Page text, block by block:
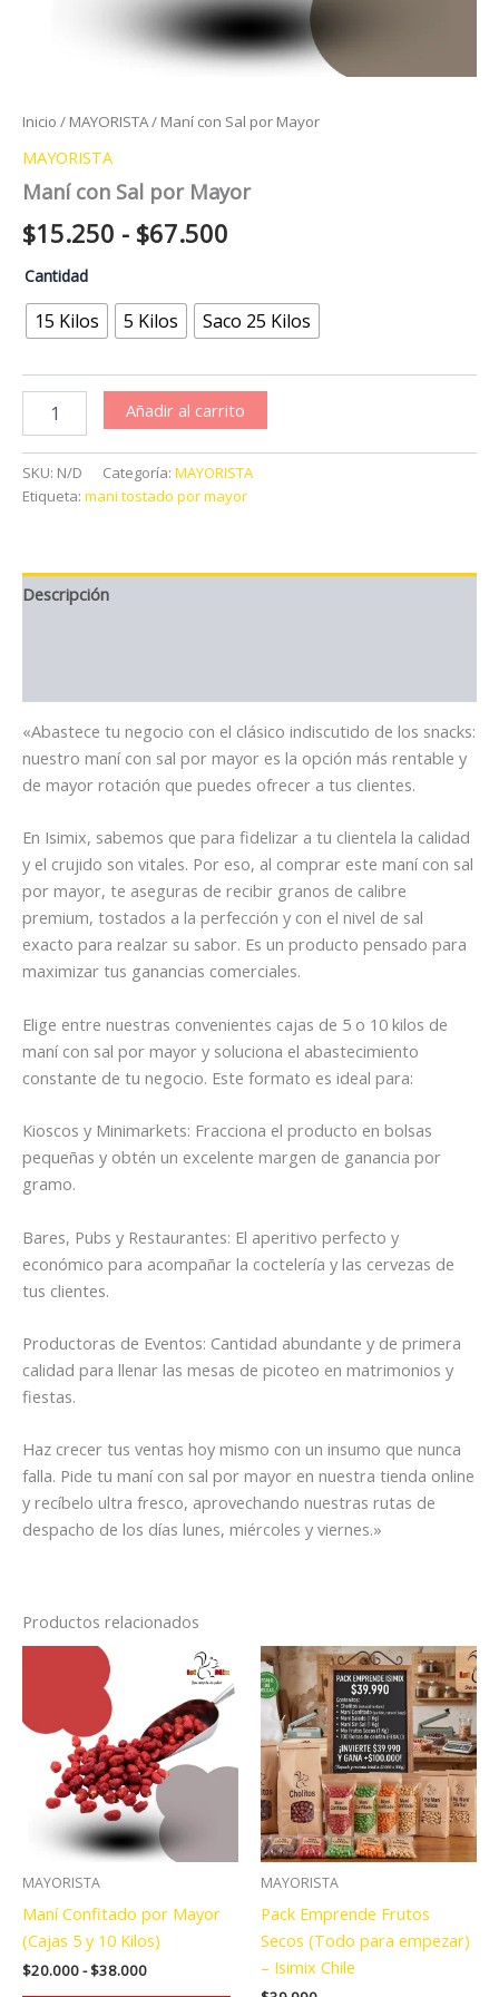
Inicio / MAYORISTA/ Maní con Sal por Mayor
MAYORISTA
Maní con Sal por Mayor
$15.250 - $67.500
precios:
$15.250
hasta
$67.500
Cantidad
15 Kilos 5 Kilos Saco 25 Kilos
por
Mayor
Añadir al carrito
SKU: N/D Categoría: MAYORISTA
Etiqueta: mani tostado por mayor
Descripción
«Abastece tu negocio con el clásico indiscutido de los snacks:
nuestro maní con sal por mayor es la opción más rentable y
de mayor rotación que puedes ofrecer a tus clientes.
En Isimix, sabemos que para fidelizar a tu clientela la calidad
y el crujido son vitales. Por eso, al comprar este maní con sal
por mayor, te aseguras de recibir granos de calibre
premium, tostados a la perfección y con el nivel de sal
exacto para realzar su sabor. Es un producto pensado para
maximizar tus ganancias comerciales.
Elige entre nuestras convenientes cajas de 5 o 10 kilos de
maní con sal por mayor y soluciona el abastecimiento
constante de tu negocio. Este formato es ideal para:
Kioscos y Minimarkets: Fracciona el producto en bolsas
pequeñas y obtén un excelente margen de ganancia por
gramo.
Bares, Pubs y Restaurantes: El aperitivo perfecto y
económico para acompañar la coctelería y las cervezas de
tus clientes.
Productoras de Eventos: Cantidad abundante y de primera
calidad para llenar las mesas de picoteo en matrimonios y
fiestas.
Haz crecer tus ventas hoy mismo con un insumo que nunca
falla. Pide tu maní con sal por mayor en nuestra tienda online
y recíbelo ultra fresco, aprovechando nuestras rutas de
despacho de los días lunes, miércoles y viernes.»
Productos relacionados
MAYORISTA
Maní Confitado por Mayor
(Cajas 5 y 10 Kilos)
$20.000-$38.000Rango
MAYORISTA
Pack Emprende Frutos
Secos (Todo para empezar)
– Isimix Chile